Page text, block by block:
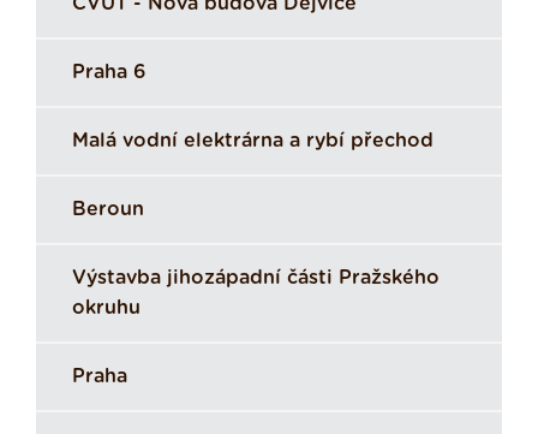
ČVUT - Nová budova Dejvice
Praha 6
Malá vodní elektrárna a rybí přechod
Beroun
Výstavba jihozápadní části Pražského
okruhu
Praha